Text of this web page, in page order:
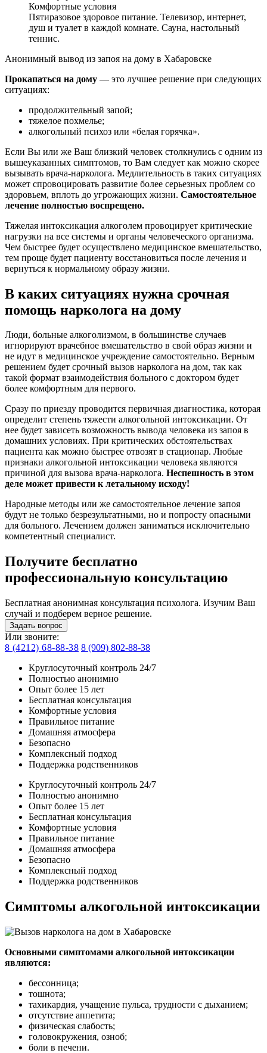
Комфортные условия
Пятиразовое здоровое питание. Телевизор, интернет,
душ и туалет в каждой комнате. Сауна, настольный
теннис.
Анонимный вывод из запоя на дому в Хабаровске
Прокапаться на дому — это лучшее решение при следующих
ситуациях:
продолжительный запой;
тяжелое похмелье;
алкогольный психоз или «белая горячка».
Если Вы или же Ваш близкий человек столкнулись с одним из
вышеуказанных симптомов, то Вам следует как можно скорее
вызывать врача-нарколога. Медлительность в таких ситуациях
может спровоцировать развитие более серьезных проблем со
здоровьем, вплоть до угрожающих жизни. Самостоятельное
лечение полностью воспрещено.
Тяжелая интоксикация алкоголем провоцирует критические
нагрузки на все системы и органы человеческого организма.
Чем быстрее будет осуществлено медицинское вмешательство,
тем проще будет пациенту восстановиться после лечения и
вернуться к нормальному образу жизни.
В каких ситуациях нужна срочная
помощь нарколога на дому
Люди, больные алкоголизмом, в большинстве случаев
игнорируют врачебное вмешательство в свой образ жизни и
не идут в медицинское учреждение самостоятельно. Верным
решением будет срочный вызов нарколога на дом, так как
такой формат взаимодействия больного с доктором будет
более комфортным для первого.
Сразу по приезду проводится первичная диагностика, которая
определит степень тяжести алкогольной интоксикации. От
нее будет зависеть возможность вывода человека из запоя в
домашних условиях. При критических обстоятельствах
пациента как можно быстрее отвозят в стационар. Любые
признаки алкогольной интоксикации человека являются
причиной для вызова врача-нарколога. Неспешность в этом
деле может привести к летальному исходу!
Народные методы или же самостоятельное лечение запоя
будут не только безрезультатными, но и попросту опасными
для больного. Лечением должен заниматься исключительно
компетентный специалист.
Получите бесплатно
профессиональную консультацию
Бесплатная анонимная консультация психолога. Изучим Ваш
случай и подберем верное решение.
Задать вопрос
Или звоните:
8 (4212) 68-88-38 8 (909) 802-88-38
Круглосуточный контроль 24/7
Полностью анонимно
Опыт более 15 лет
Бесплатная консультация
Комфортные условия
Правильное питание
Домашняя атмосфера
Безопасно
Комплексный подход
Поддержка родственников
Круглосуточный контроль 24/7
Полностью анонимно
Опыт более 15 лет
Бесплатная консультация
Комфортные условия
Правильное питание
Домашняя атмосфера
Безопасно
Комплексный подход
Поддержка родственников
Симптомы алкогольной интоксикации
Основными симптомами алкогольной интоксикации
являются:
бессонница;
тошнота;
тахикардия, учащение пульса, трудности с дыханием;
отсутствие аппетита;
физическая слабость;
головокружения, озноб;
боли в печени.